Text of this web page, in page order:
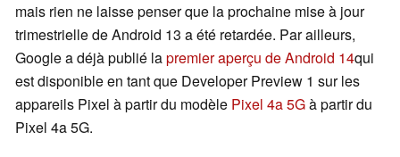
mais rien ne laisse penser que la prochaine mise à jour
trimestrielle de Android 13 a été retardée. Par ailleurs,
Google a déjà publié lapremier aperçu de Android 14qui
est disponible en tant que Developer Preview 1 sur les
appareils Pixel à partir du modèle Pixel 4a 5Gà partir du
Pixel 4a 5G.